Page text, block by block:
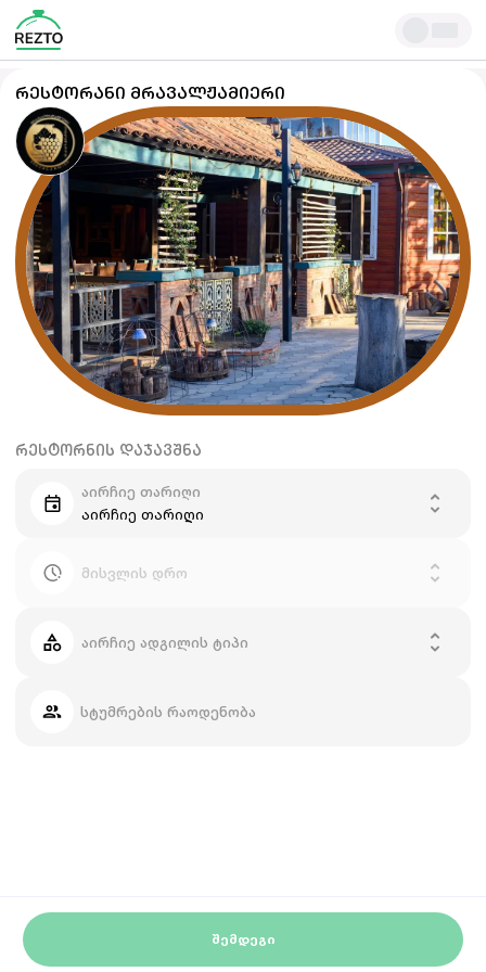
ᲠᲔᲡᲢᲝᲠᲐᲜᲘ ᲛᲠᲐᲕᲐᲚᲟᲐᲛᲘᲔᲠᲘ
ᲠᲔᲡᲢᲝᲠᲜᲘᲡ ᲓᲐᲯᲐᲕᲨᲜᲐ
აირჩიე თარიღი
აირჩიე თარიღი
მისვლის დრო
აირჩიე ადგილის ტიპი
სტუმრების რაოდენობა
ᲨᲔᲛᲓᲔᲒᲘ